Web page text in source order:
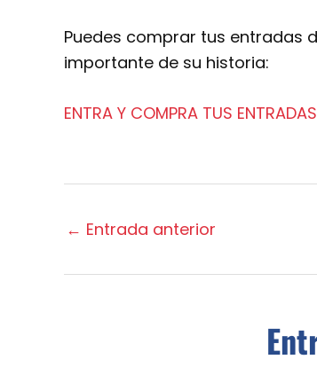
Puedes comprar tus entradas
importante de su historia:
ENTRA Y COMPRA TUS ENTRADAS
← Entrada anterior